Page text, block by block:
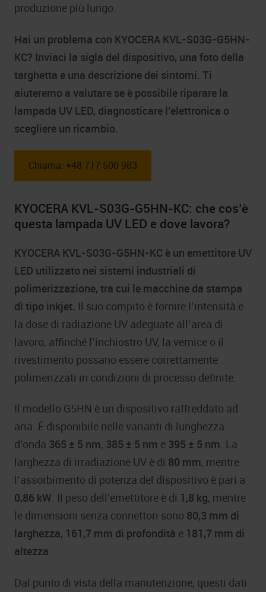
produzione più lungo.
Hai un problema con KYOCERA KVL-S03G-G5HN-
KC? Inviaci la sigla del dispositivo, una foto della
targhetta e una descrizione dei sintomi. Ti
aiuteremo a valutare se è possibile riparare la
lampada UV LED, diagnosticare l’elettronica o
scegliere un ricambio.
Chiama: +48 717 500 983
KYOCERA KVL-S03G-G5HN-KC: che cos’è
questa lampada UV LED e dove lavora?
KYOCERA KVL-S03G-G5HN-KC è un emettitore UV
LED utilizzato nei sistemi industriali di
polimerizzazione, tra cui le macchine da stampa
di tipo inkjet. Il suo compito è fornire l’intensità e
la dose di radiazione UV adeguate all’area di
lavoro, affinché l’inchiostro UV, la vernice o il
rivestimento possano essere correttamente
polimerizzati in condizioni di processo definite.
Il modello G5HN è un dispositivo raffreddato ad
aria. È disponibile nelle varianti di lunghezza
d’onda 365 ± 5 nm, 385 ± 5 nm e 395 ± 5 nm. La
larghezza di irradiazione UV è di 80 mm, mentre
l’assorbimento di potenza del dispositivo è pari a
0,86 kW. Il peso dell’emettitore è di 1,8 kg, mentre
le dimensioni senza connettori sono 80,3 mm di
larghezza, 161,7 mm di profondità e 181,7 mm di
altezza.
Dal punto di vista della manutenzione, questi dati